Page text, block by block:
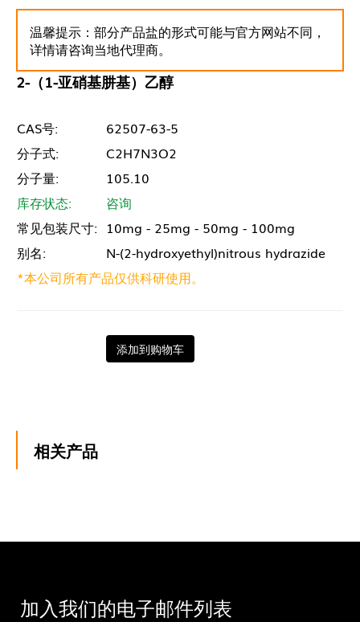
温馨提示：部分产品盐的形式可能与官方网站不同，
详情请咨询当地代理商。
2-（1-亚硝基肼基）乙醇
CAS号:
62507-63-5
分子式:
C2H7N3O2
分子量:
105.10
库存状态:
咨询
常见包装尺寸: 10mg - 25mg - 50mg - 100mg
别名:
N-(2-hydroxyethyl)nitrous hydrazide
*本公司所有产品仅供科研使用。
添加到购物车
相关产品
加入我们的电子邮件列表